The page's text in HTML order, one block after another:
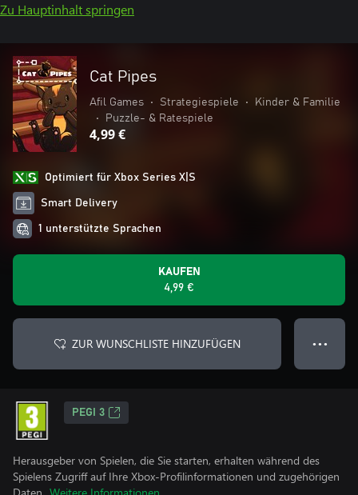
Zu Hauptinhalt springen
Cat Pipes
Afil Games • Strategiespiele •
Kinder & Familie
•
Puzzle- & Ratespiele
4,99 €
Optimiert für Xbox Series X|S
Smart Delivery
1 unterstützte Sprachen
KAUFEN
4,99 €
ZUR WUNSCHLISTE HINZUFÜGEN ● ● ●
PEGI 3
Herausgeber von Spielen, die Sie starten, erhalten während des
Spielens Zugriff auf Ihre Xbox-Profilinformationen und zugehörigen